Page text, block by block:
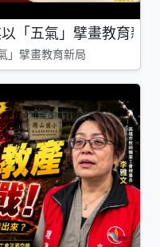
「五氣」擘畫教育新局
」擘畫教育新局